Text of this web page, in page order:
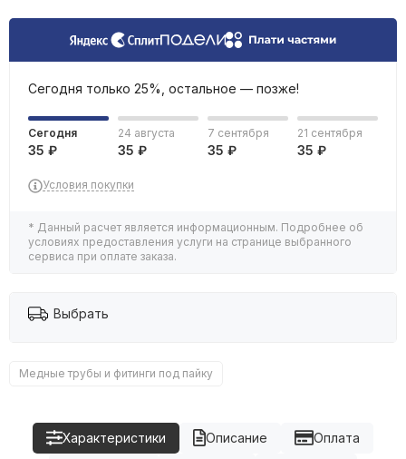
Сегодня только 25%, остальное — позже!
Сегодня
35 ₽
24 августа
35 ₽
7 сентября
35 ₽
21 сентября
35 ₽
Условия покупки
* Данный расчет является информационным. Подробнее об
условиях предоставления услуги на странице выбранного
сервиса при оплате заказа.
Выбрать
Медные трубы и фитинги под пайку
Описание
Характеристики
Оплата